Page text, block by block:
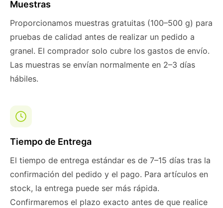
Muestras
Proporcionamos muestras gratuitas (100–500 g) para
pruebas de calidad antes de realizar un pedido a
granel. El comprador solo cubre los gastos de envío.
Las muestras se envían normalmente en 2–3 días
hábiles.
Tiempo de Entrega
El tiempo de entrega estándar es de 7–15 días tras la
confirmación del pedido y el pago. Para artículos en
stock, la entrega puede ser más rápida.
Confirmaremos el plazo exacto antes de que realice